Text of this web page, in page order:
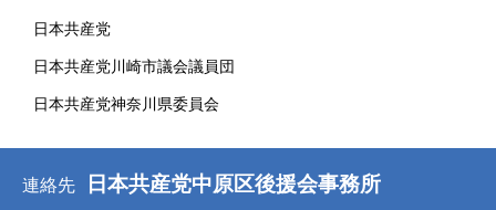
連絡先 日本共産党中原区後援会事務所
日本共産党
日本共産党川崎市議会議員団
日本共産党神奈川県委員会